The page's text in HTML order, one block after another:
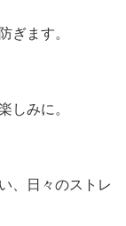
ぎます。
しみに。
、日々のストレ